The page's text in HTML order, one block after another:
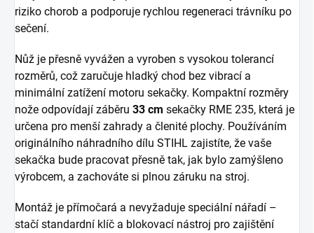
riziko chorob a podporuje rychlou regeneraci trávníku po
sečení.
Nůž je přesně vyvážen a vyroben s vysokou tolerancí
rozměrů, což zaručuje hladký chod bez vibrací a
minimální zatížení motoru sekačky. Kompaktní rozměry
nože odpovídají záběru 33 cm sekačky RME 235, která je
určena pro menší zahrady a členité plochy. Používáním
originálního náhradního dílu STIHL zajistíte, že vaše
sekačka bude pracovat přesně tak, jak bylo zamýšleno
výrobcem, a zachováte si plnou záruku na stroj.
Montáž je přímočará a nevyžaduje speciální nářadí –
stačí standardní klíč a blokovací nástroj pro zajištění